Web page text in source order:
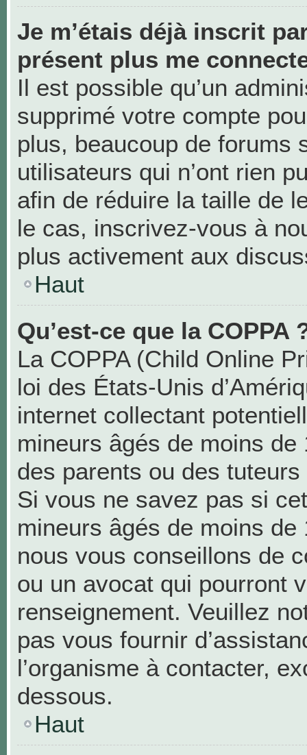
Je m’étais déjà inscrit
présent plus me
Il est possible qu’un
supprimé votre compte
plus, beaucoup de forums
utilisateurs qui n’ont rien
afin de réduire la taille de
le cas, inscrivez-vous à
plus activement aux
Haut
Qu’est-ce que la COPPA
La COPPA (Child Online
loi des États-Unis
internet collectant
mineurs âgés de moins
des parents ou des
Si vous ne savez pas si
mineurs âgés de moins
nous vous conseillons de
ou un avocat qui pourront
renseignement. Veuillez
pas vous fournir
l’organisme à contacter,
dessous.
Haut